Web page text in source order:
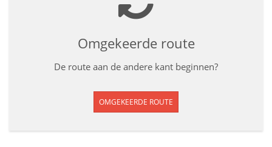
Omgekeerde route
De route aan de andere kant beginnen?
OMGEKEERDE ROUTE